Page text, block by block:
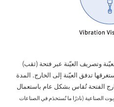
وتصريف العيّنة عبر فتحة (ثقب)
تدفق العيّنة إلى الخارج. المدة
الفتحة تُقاس بشكل عام باستعمال
الصناعية (نادرًا ما تُستخدَم في الصناعات